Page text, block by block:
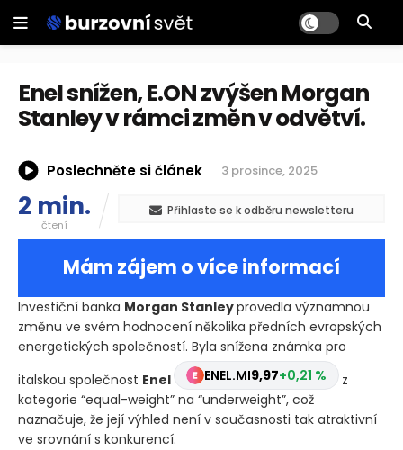
Enel snížen, E.ON zvýšen Morgan
Stanley v rámci změn v odvětví.
Poslechněte si článek 3 prosince, 2025
2 min.
čtení
Přihlaste se k odběru newsletteru
Mám zájem o více informací
Investiční banka Morgan Stanleyprovedla významnou
změnu ve svém hodnocení několika předních evropských
energetických společností. Byla snížena známka pro
italskou společnost Enel ENEL.MI9,97+0,21 %
z
kategorie “equal-weight” na “underweight”, což
naznačuje, že její výhled není v současnosti tak atraktivní
ve srovnání s konkurencí.